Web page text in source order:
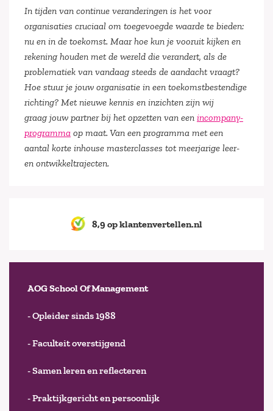
In tijden van continue veranderingen is het voor
organisaties cruciaal om toegevoegde waarde te bieden:
nu en in de toekomst. Maar hoe kun je vooruit kijken en
rekening houden met de wereld die verandert, als de
problematiek van vandaag steeds de aandacht vraagt?
Hoe stuur je jouw organisatie in een toekomstbestendige
richting? Met nieuwe kennis en inzichten zijn wij
graag jouw partner bij het opzetten van een incompany-
programma op maat. Van een programma met een
aantal korte inhouse masterclasses tot meerjarige leer-
en ontwikkeltrajecten.
8,9 op klantenvertellen.nl
AOG School Of Management
- Opleider sinds 1988
- Faculteit overstijgend
- Samen leren en reflecteren
- Praktijkgericht en persoonlijk